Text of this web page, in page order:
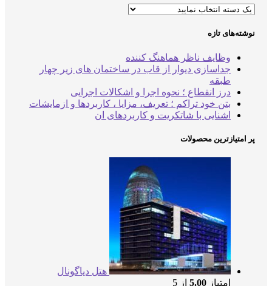
نوشته‌های تازه
وظایف ناظر هماهنگ کننده
جداسازی دیوار از قاب در ساختمان های زیر چهار
طبقه
درز انقطاع ؛ نحوه اجرا و اشکالات اجرایی
بتن خود تراکم ؛ تعریف، مزایا ، کاربردها و ازمایشات
اشنایی با شاتکریت و کاربردهای ان
پر امتیازترین محصولات
هتل دیاگونال
امتیاز 5.00 از 5